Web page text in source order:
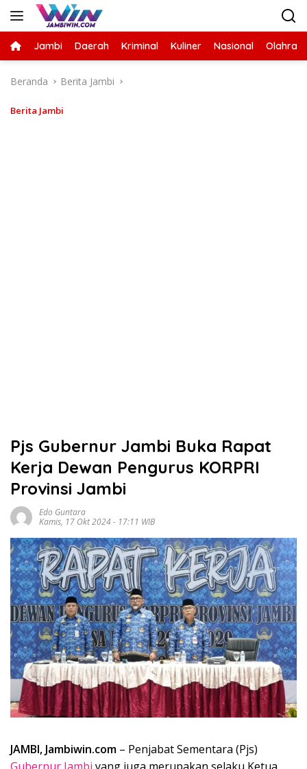
Langsung
Jambi Daerah Kriminal Kuliner Nasional
Beranda Berita Jambi
Berita Jambi
Pjs Gubernur Jambi Buka Rapat
Kerja Dewan Pengurus KORPRI
Provinsi Jambi
Edo Guntara
Kamis, 17 Okt 2024 - 17:11 WIB
JAMBI, Jambiwin.com – Penjabat Sementara (Pjs)